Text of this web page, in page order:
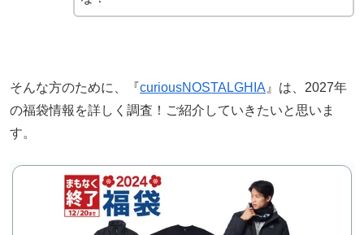
そんな方のために、『curiousNOSTALGHIA 』は、2027年
の福袋情報を詳しく調査！ご紹介していきたいと思いま
す。